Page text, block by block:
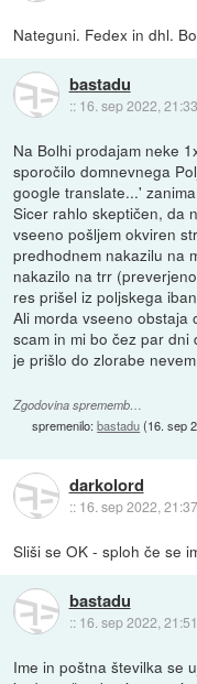
Nateguni. Fedex in dhl.
bastadu
:: 16. sep 2022, 21:33
Na Bolhi prodajam neke
sporočilo domnevnega
google translate...'
Sicer rahlo skeptičen, da
vseeno pošljem okviren
predhodnem nakazilu na
nakazilo na trr
res prišel iz poljskega
Ali morda vseeno
scam in mi bo čez par
je prišlo do zlorabe
Zgodovina sprememb…
spremenilo:bastadu(16. sep
darkolord
:: 16. sep 2022, 21:37
Sliši se OK - sploh če se
bastadu
:: 16. sep 2022, 21:51
Ime in poštna številka se